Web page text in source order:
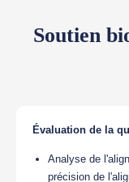
Soutien
Évaluation de la
Analyse de
précision de